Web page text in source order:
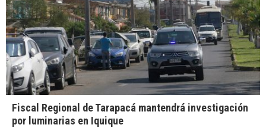
Fiscal Regional de Tarapacá mantendrá investigación
por luminarias en Iquique